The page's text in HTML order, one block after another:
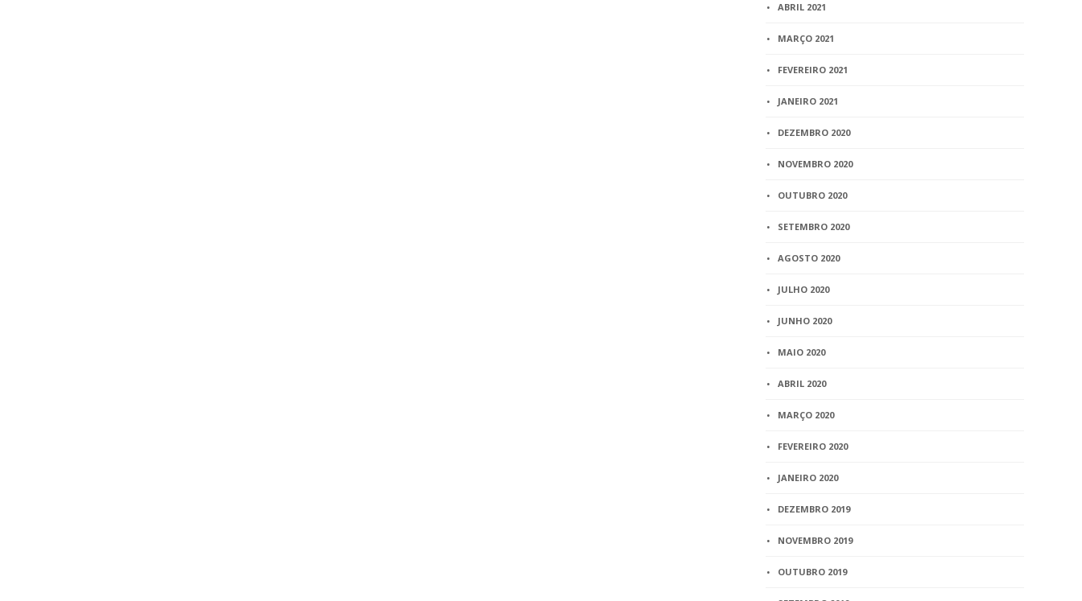
ABRIL 2021
MARÇO 2021
FEVEREIRO 2021
JANEIRO 2021
DEZEMBRO 2020
NOVEMBRO 2020
OUTUBRO 2020
SETEMBRO 2020
AGOSTO 2020
JULHO 2020
JUNHO 2020
MAIO 2020
ABRIL 2020
MARÇO 2020
FEVEREIRO 2020
JANEIRO 2020
DEZEMBRO 2019
NOVEMBRO 2019
OUTUBRO 2019